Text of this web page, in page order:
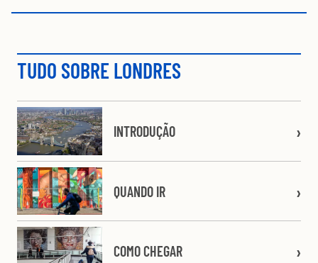
TUDO SOBRE LONDRES
INTRODUÇÃO
QUANDO IR
COMO CHEGAR